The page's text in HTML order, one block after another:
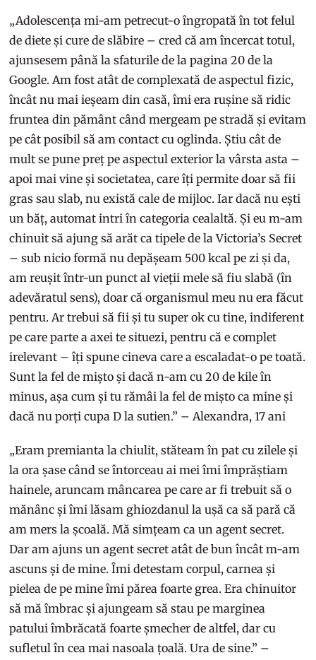
„Adolescența mi-am petrecut-o îngropată în tot felul
de diete și cure de slăbire – cred că am încercat totul,
ajunsesem până la sfaturile de la pagina 20 de la
Google. Am fost atât de complexată de aspectul fizic,
încât nu mai ieșeam din casă, îmi era rușine să ridic
fruntea din pământ când mergeam pe stradă și evitam
pe cât posibil să am contact cu oglinda. Știu cât de
mult se pune preț pe aspectul exterior la vârsta asta –
apoi mai vine și societatea, care îți permite doar să fii
gras sau slab, nu există cale de mijloc. Iar dacă nu ești
un băț, automat intri în categoria cealaltă. Și eu m-am
chinuit să ajung să arăt ca tipele de la Victoria’s Secret
– sub nicio formă nu depășeam 500 kcal pe zi și da,
am reușit într-un punct al vieții mele să fiu slabă (în
adevăratul sens), doar că organismul meu nu era făcut
pentru. Ar trebui să fii și tu super ok cu tine, indiferent
pe care parte a axei te situezi, pentru că e complet
irelevant – îți spune cineva care a escaladat-o pe toată.
Sunt la fel de mișto și dacă n-am cu 20 de kile în
minus, așa cum și tu rămâi la fel de mișto ca mine și
dacă nu porți cupa D la sutien.” – Alexandra, 17 ani
„Eram premianta la chiulit, stăteam în pat cu zilele și
la ora șase când se întorceau ai mei îmi împrăștiam
hainele, aruncam mâncarea pe care ar fi trebuit să o
mănânc și îmi lăsam ghiozdanul la ușă ca să pară că
am mers la școală. Mă simțeam ca un agent secret.
Dar am ajuns un agent secret atât de bun încât m-am
ascuns și de mine. Îmi detestam corpul, carnea și
pielea de pe mine îmi părea foarte grea. Era chinuitor
să mă îmbrac și ajungeam să stau pe marginea
patului îmbrăcată foarte șmecher de altfel, dar cu
sufletul în cea mai nasoala țoală. Ura de sine.” –